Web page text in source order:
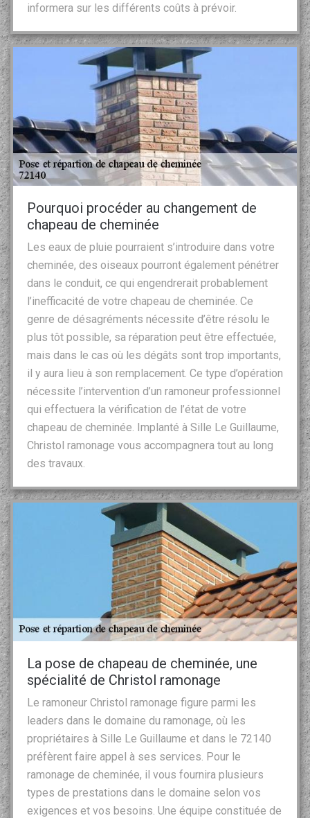
informera sur les différents coûts à prévoir.
Pourquoi procéder au changement de
chapeau de cheminée
Les eaux de pluie pourraient s’introduire dans votre
cheminée, des oiseaux pourront également pénétrer
dans le conduit, ce qui engendrerait probablement
l’inefficacité de votre chapeau de cheminée. Ce
genre de désagréments nécessite d’être résolu le
plus tôt possible, sa réparation peut être effectuée,
mais dans le cas où les dégâts sont trop importants,
il y aura lieu à son remplacement. Ce type d’opération
nécessite l’intervention d’un ramoneur professionnel
qui effectuera la vérification de l’état de votre
chapeau de cheminée. Implanté à Sille Le Guillaume,
Christol ramonage vous accompagnera tout au long
des travaux.
La pose de chapeau de cheminée, une
spécialité de Christol ramonage
Le ramoneur Christol ramonage figure parmi les
leaders dans le domaine du ramonage, où les
propriétaires à Sille Le Guillaume et dans le 72140
préfèrent faire appel à ses services. Pour le
ramonage de cheminée, il vous fournira plusieurs
types de prestations dans le domaine selon vos
exigences et vos besoins. Une équipe constituée de